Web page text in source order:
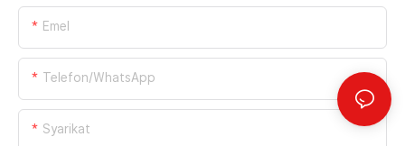
Emel
Telefon/WhatsApp
Syarikat